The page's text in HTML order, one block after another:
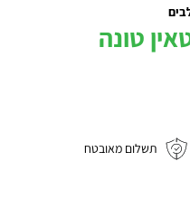
טונה
תשלום מאובטח